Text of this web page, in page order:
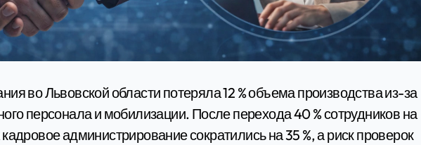
персонала и мобилизации. После перехода 40 % сотрудников на
администрирование сократились на 35 %, а риск проверок